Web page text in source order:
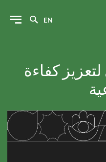
EN
كفاءة